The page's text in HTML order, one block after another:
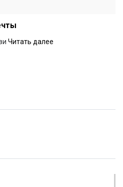
Читать далее